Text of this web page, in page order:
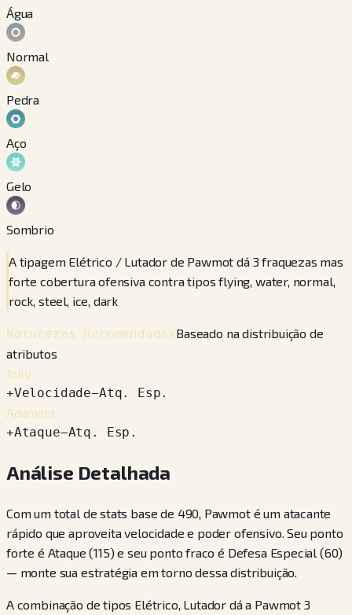
Água
Normal
Pedra
Aço
Gelo
Sombrio
A tipagem Elétrico / Lutador de Pawmot dá 3 fraquezas mas
forte cobertura ofensiva contra tipos flying, water, normal,
rock, steel, ice, dark
Naturezas RecomendadasBaseado na distribuição de
atributos
Jolly
+Velocidade−Atq. Esp.
Adamant
+Ataque−Atq. Esp.
Análise Detalhada
Com um total de stats base de 490, Pawmot é um atacante
rápido que aproveita velocidade e poder ofensivo. Seu ponto
forte é Ataque (115) e seu ponto fraco é Defesa Especial (60)
— monte sua estratégia em torno dessa distribuição.
A combinação de tipos Elétrico, Lutador dá a Pawmot 3